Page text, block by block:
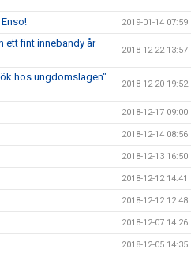
2019-01-14 07:59
ett fint innebandy år
2018-12-22 13:57
hos ungdomslagen"
2018-12-20 19:52
2018-12-17 09:00
2018-12-14 08:56
2018-12-13 16:50
2018-12-12 14:41
2018-12-12 12:48
2018-12-07 14:26
2018-12-05 14:35